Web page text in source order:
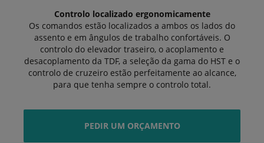
Controlo localizado ergonomicamente
Os comandos estão localizados a ambos os lados do
assento e em ângulos de trabalho confortáveis. O
controlo do elevador traseiro, o acoplamento e
desacoplamento da TDF, a seleção da gama do HST e o
controlo de cruzeiro estão perfeitamente ao alcance,
para que tenha sempre o controlo total.
PEDIR UM ORÇAMENTO